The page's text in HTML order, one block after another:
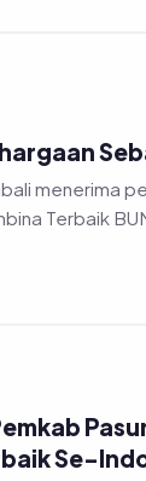
menerima
Terbaik
Se-